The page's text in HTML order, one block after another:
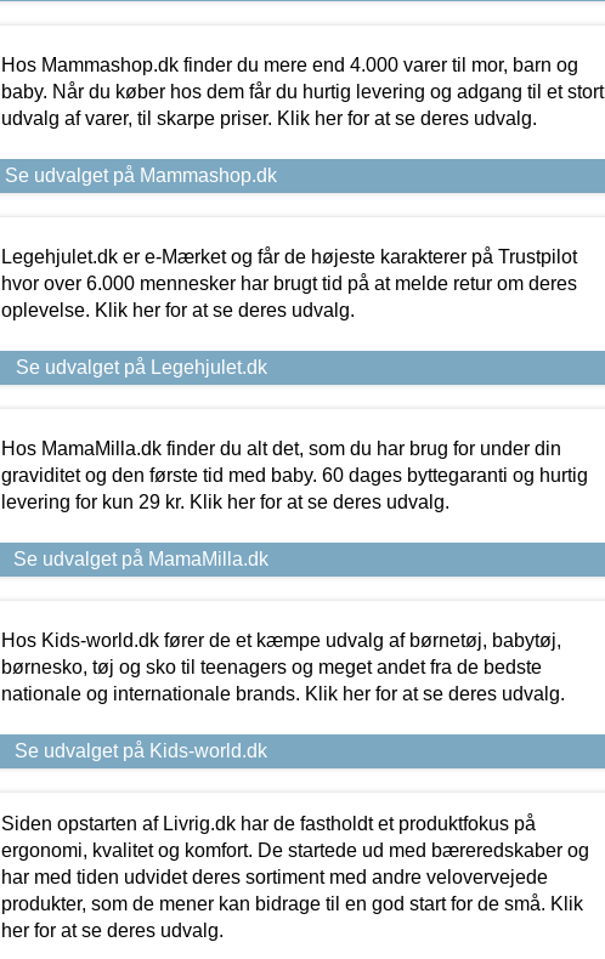
Hos Mammashop.dk finder du mere end 4.000 varer til mor, barn og
baby. Når du køber hos dem får du hurtig levering og adgang til et stort
udvalg af varer, til skarpe priser. Klik her for at se deres udvalg.
Se udvalget på Mammashop.dk
Legehjulet.dk er e-Mærket og får de højeste karakterer på Trustpilot
hvor over 6.000 mennesker har brugt tid på at melde retur om deres
oplevelse. Klik her for at se deres udvalg.
Se udvalget på Legehjulet.dk
Hos MamaMilla.dk finder du alt det, som du har brug for under din
graviditet og den første tid med baby. 60 dages byttegaranti og hurtig
levering for kun 29 kr. Klik her for at se deres udvalg.
Se udvalget på MamaMilla.dk
Hos Kids-world.dk fører de et kæmpe udvalg af børnetøj, babytøj,
børnesko, tøj og sko til teenagers og meget andet fra de bedste
nationale og internationale brands. Klik her for at se deres udvalg.
Se udvalget på Kids-world.dk
Siden opstarten af Livrig.dk har de fastholdt et produktfokus på
ergonomi, kvalitet og komfort. De startede ud med bæreredskaber og
har med tiden udvidet deres sortiment med andre velovervejede
produkter, som de mener kan bidrage til en god start for de små. Klik
her for at se deres udvalg.